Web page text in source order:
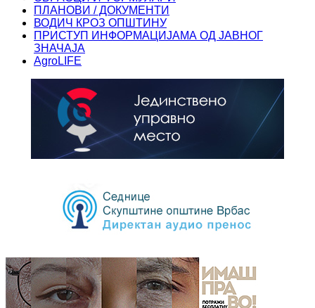
ПЛАНОВИ / ДОКУМЕНТИ
ВОДИЧ КРОЗ ОПШТИНУ
ПРИСТУП ИНФОРМАЦИЈАМА ОД ЈАВНОГ
ЗНАЧАЈА
AgroLIFE